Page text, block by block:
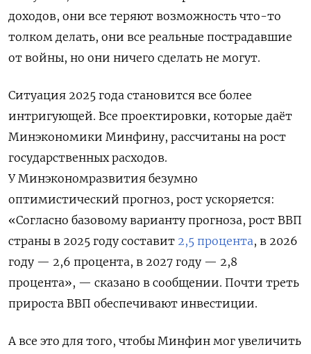
доходов, они все теряют возможность что-то
толком делать, они все реальные пострадавшие
от войны, но они ничего сделать не могут.
Ситуация 2025 года становится все более
интригующей. Все проектировки, которые даёт
Минэкономики Минфину, рассчитаны на рост
государственных расходов.
У Минэкономразвития безумно
оптимистический прогноз, рост ускоряется:
«Согласно базовому варианту прогноза, рост ВВП
страны в 2025 году составит 2,5 процента, в 2026
году — 2,6 процента, в 2027 году — 2,8
процента», — сказано в сообщении. Почти треть
прироста ВВП обеспечивают инвестиции.
А все это для того, чтобы Минфин мог увеличить